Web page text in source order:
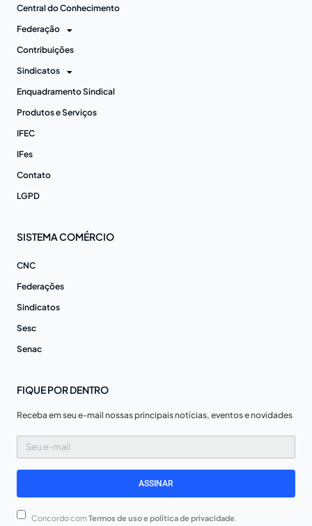
Central do Conhecimento
Federação
Contribuições
Sindicatos
Enquadramento Sindical
Produtos e Serviços
IFEC
IFes
Contato
LGPD
SISTEMA COMÉRCIO
CNC
Federações
Sindicatos
Sesc
Senac
FIQUE POR DENTRO
Receba em seu e-mail nossas principais notícias, eventos e novidades
Seu
e-
ASSINAR
Concordo comTermos de uso e política de privacidade